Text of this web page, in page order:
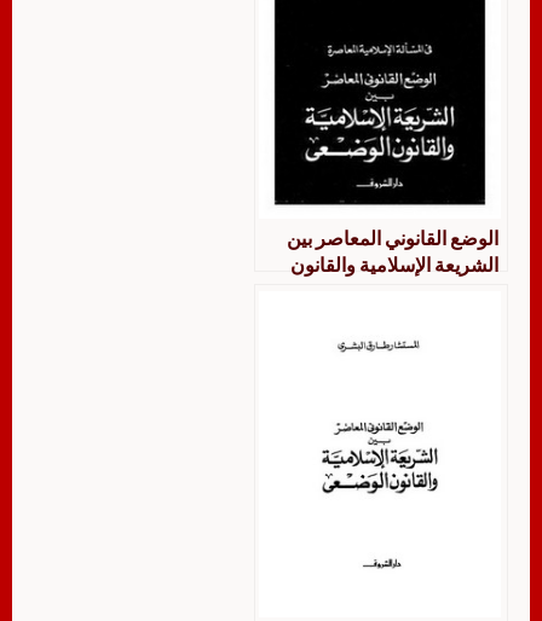
الوضع القانوني المعاصر بين
الشريعة الإسلامية والقانون